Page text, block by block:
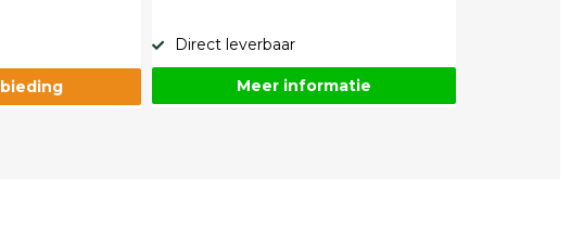
Direct leverbaar
Meer informatie